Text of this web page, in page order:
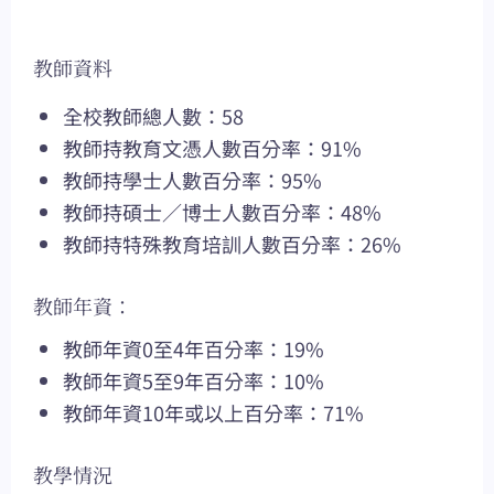
教師資料
全校教師總人數：58
教師持教育文憑人數百分率：91%
教師持學士人數百分率：95%
教師持碩士／博士人數百分率：48%
教師持特殊教育培訓人數百分率：26%
教師年資：
教師年資0至4年百分率：19%
教師年資5至9年百分率：10%
教師年資10年或以上百分率：71%
教學情況